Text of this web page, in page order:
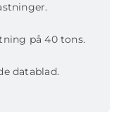
på 40 tons.
datablad.